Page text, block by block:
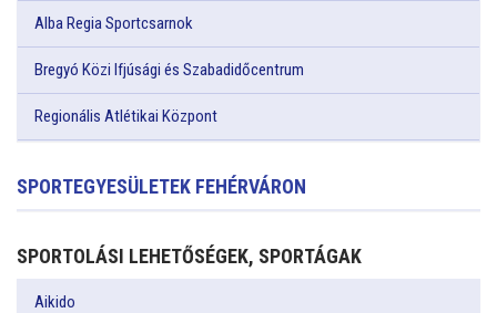
Alba Regia Sportcsarnok
Bregyó Közi Ifjúsági és Szabadidőcentrum
Regionális Atlétikai Központ
SPORTEGYESÜLETEK FEHÉRVÁRON
SPORTOLÁSI LEHETŐSÉGEK, SPORTÁGAK
Aikido